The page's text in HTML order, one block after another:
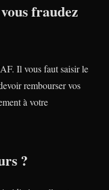
fraudez
Il vous faut saisir le
rembourser vos
à votre
?